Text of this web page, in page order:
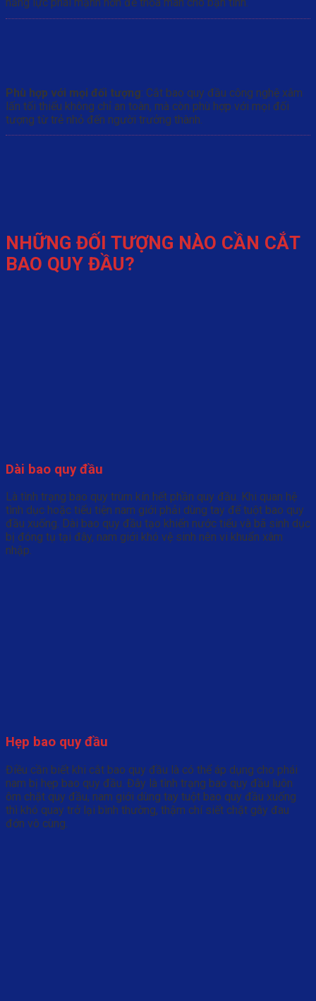
Phù hợp với mọi đối tượng: Cắt bao quy đầu công nghệ xâm
lấn tối thiểu không chỉ an toàn, mà còn phù hợp với mọi đối
tượng từ trẻ nhỏ đến người trưởng thành.
NHỮNG ĐỐI TƯỢNG NÀO CẦN CẮT
BAO QUY ĐẦU?
Dài bao quy đầu
Là tình trạng bao quy trùm kín hết phần quy đầu. Khi quan hệ
tình dục hoặc tiểu tiện nam giới phải dùng tay để tuột bao quy
đầu xuống. Dài bao quy đầu tạo khiến nước tiểu và bã sinh dục
bị đóng tụ tại đây, nam giới khó vệ sinh nên vi khuẩn xâm
nhập.
Hẹp bao quy đầu
Điều cần biết khi cắt bao quy đầu là có thể áp dụng cho phái
nam bị hẹp bao quy đầu. Đây là tình trạng bao quy đầu luôn
ôm chặt quy đầu, nam giới dùng tay tuột bao quy đầu xuống
thì khó quay trở lại bình thường, thậm chí siết chặt gây đau
đớn vô cùng.